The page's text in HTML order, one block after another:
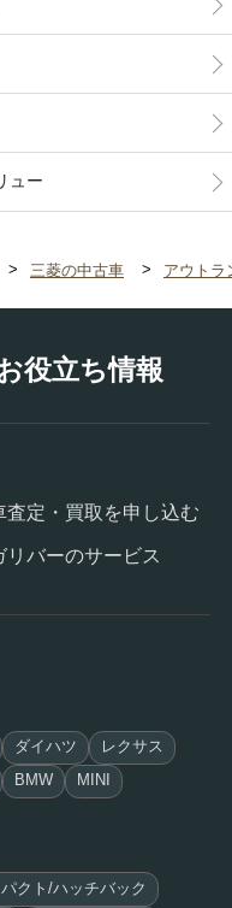
ュー
三菱の中古車 アウトラ
役立ち情報
査定・買取を申し込む
リバーのサービス
ダイハツ レクサス
BMW MINI
クト/ハッチバック